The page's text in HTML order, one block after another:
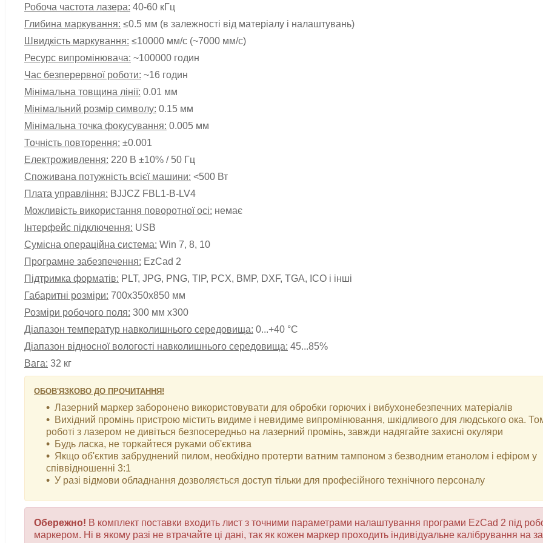
Робоча частота лазера: 40-60 кГц
Глибина маркування: ≤0.5 мм (в залежності від матеріалу і налаштувань)
Швидкість маркування: ≤10000 мм/с (~7000 мм/с)
Ресурс випромінювача: ~100000 годин
Час безперервної роботи: ~16 годин
Мінімальна товщина лінії: 0.01 мм
Мінімальний розмір символу: 0.15 мм
Мінімальна точка фокусування: 0.005 мм
Точність повторення: ±0.001
Електроживлення: 220 В ±10% / 50 Гц
Споживана потужність всієї машини: <500 Вт
Плата управління: BJJCZ FBL1-B-LV4
Можливість використання поворотної осі: немає
Інтерфейс підключення: USB
Сумісна операційна система: Win 7, 8, 10
Програмне забезпечення: EzCad 2
Підтримка форматів: PLT, JPG, PNG, TIP, PCX, BMP, DXF, TGA, ICO і інші
Габаритні розміри: 700х350х850 мм
Розміри робочого поля: 300 мм х300
Діапазон температур навколишнього середовища: 0...+40 °С
Діапазон відносної вологості навколишнього середовища: 45...85%
Вага: 32 кг
ОБОВ'ЯЗКОВО ДО ПРОЧИТАННЯ!
Лазерний маркер заборонено використовувати для обробки горючих і вибухонебезпечних матеріалів
Вихідний промінь пристрою містить видиме і невидиме випромінювання, шкідливого для людського ока.
роботі з лазером не дивіться безпосередньо на лазерний промінь, завжди надягайте захисні окуляри
Будь ласка, не торкайтеся руками об'єктива
Якщо об'єктив забруднений пилом, необхідно протерти ватним тампоном з безводним етанолом і ефіром у
співвідношенні 3:1
У разі відмови обладнання дозволяється доступ тільки для професійного технічного персоналу
Обережно! В комплект поставки входить лист з точними параметрами налаштування програми EzCad 2 під
маркером. Ні в якому разі не втрачайте ці дані, так як кожен маркер проходить індивідуальне калібрування на